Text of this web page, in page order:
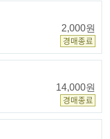
2,000원
14,000원